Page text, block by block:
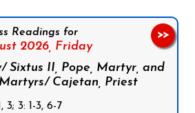
Readings for
2026, Friday
Sixtus II, Pope, Martyr, and
Cajetan, Priest
3: 1-3, 6-7
>>